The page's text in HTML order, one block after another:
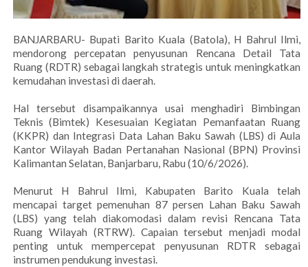
BANJARBARU- Bupati Barito Kuala (Batola), H Bahrul Ilmi,
mendorong percepatan penyusunan Rencana Detail Tata
Ruang (RDTR) sebagai langkah strategis untuk meningkatkan
kemudahan investasi di daerah.
Hal tersebut disampaikannya usai menghadiri Bimbingan
Teknis (Bimtek) Kesesuaian Kegiatan Pemanfaatan Ruang
(KKPR) dan Integrasi Data Lahan Baku Sawah (LBS) di Aula
Kantor Wilayah Badan Pertanahan Nasional (BPN) Provinsi
Kalimantan Selatan, Banjarbaru, Rabu (10/6/2026).
Menurut H Bahrul Ilmi, Kabupaten Barito Kuala telah
mencapai target pemenuhan 87 persen Lahan Baku Sawah
(LBS) yang telah diakomodasi dalam revisi Rencana Tata
Ruang Wilayah (RTRW). Capaian tersebut menjadi modal
penting untuk mempercepat penyusunan RDTR sebagai
instrumen pendukung investasi.